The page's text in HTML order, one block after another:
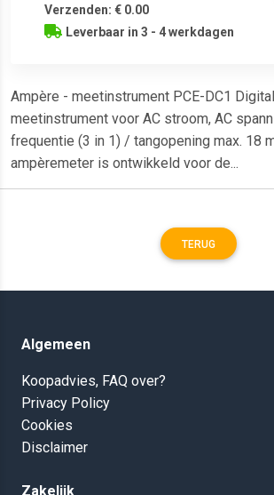
Verzenden: € 0.00
Leverbaar in 3 - 4 werkdagen
Ampère - meetinstrument PCE-DC1
meetinstrument voor AC stroom, AC
frequentie (3 in 1) / tangopening max. 18
ampèremeter is ontwikkeld voor de...
TERUG
Algemeen
Koopadvies, FAQ over?
Privacy Policy
Cookies
Disclaimer
Zakelijk